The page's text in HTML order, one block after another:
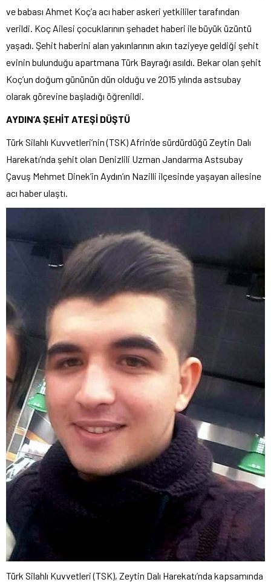
ve babası Ahmet Koç’a acı haber askeri yetkililer tarafından
verildi. Koç Ailesi çocuklarının şehadet haberi ile büyük üzüntü
yaşadı. Şehit haberini alan yakınlarının akın taziyeye geldiği şehit
evinin bulunduğu apartmana Türk Bayrağı asıldı. Bekar olan şehit
Koç’un doğum gününün dün olduğu ve 2015 yılında astsubay
olarak görevine başladığı öğrenildi.
AYDIN’A ŞEHİT ATEŞİ DÜŞTÜ
Türk Silahlı Kuvvetleri’nin (TSK) Afrin’de sürdürdüğü Zeytin Dalı
Harekatı’nda şehit olan Denizlili Uzman Jandarma Astsubay
Çavuş Mehmet Dinek’in Aydın’ın Nazilli ilçesinde yaşayan ailesine
acı haber ulaştı.
Türk Silahlı Kuvvetleri (TSK), Zeytin Dalı Harekatı’nda kapsamında